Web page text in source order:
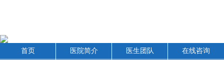
首页 医院简介 医生团队 在线咨询